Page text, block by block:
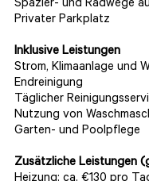
Spazier- und Radwege
Privater Parkplatz
Inklusive Leistungen
Strom, Klimaanlage und
Endreinigung
Täglicher
Nutzung von
Garten- und Poolpflege
Zusätzliche Leistungen